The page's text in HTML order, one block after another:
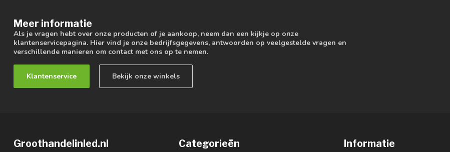
Meer informatie
Als je vragen hebt over onze producten of je aankoop, neem dan een kijkje op onze
klantenservicepagina. Hier vind je onze bedrijfsgegevens, antwoorden op veelgestelde vragen en
verschillende manieren om contact met ons op te nemen.
Klantenservice Bekijk onze winkels
Groothandelinled.nl Categorieën Informatie